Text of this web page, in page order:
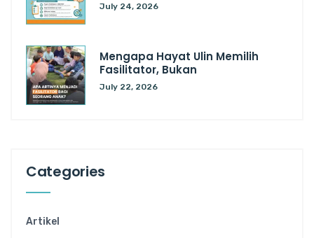
July 24, 2026
Mengapa Hayat Ulin Memilih
Fasilitator, Bukan
July 22, 2026
Categories
Artikel